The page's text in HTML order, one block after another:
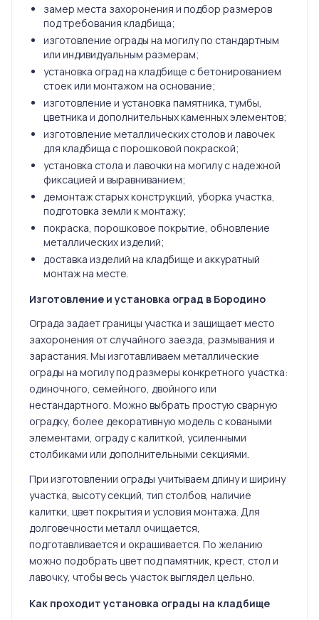
замер места захоронения и подбор размеров
под требования кладбища;
изготовление ограды на могилу по стандартным
или индивидуальным размерам;
установка оград на кладбище с бетонированием
стоек или монтажом на основание;
изготовление и установка памятника, тумбы,
цветника и дополнительных каменных элементов;
изготовление металлических столов и лавочек
для кладбища с порошковой покраской;
установка стола и лавочки на могилу с надежной
фиксацией и выравниванием;
демонтаж старых конструкций, уборка участка,
подготовка земли к монтажу;
покраска, порошковое покрытие, обновление
металлических изделий;
доставка изделий на кладбище и аккуратный
монтаж на месте.
Изготовление и установка оград в Бородино
Ограда задает границы участка и защищает место
захоронения от случайного заезда, размывания и
зарастания. Мы изготавливаем металлические
ограды на могилу под размеры конкретного участка:
одиночного, семейного, двойного или
нестандартного. Можно выбрать простую сварную
оградку, более декоративную модель с коваными
элементами, ограду с калиткой, усиленными
столбиками или дополнительными секциями.
При изготовлении ограды учитываем длину и ширину
участка, высоту секций, тип столбов, наличие
калитки, цвет покрытия и условия монтажа. Для
долговечности металл очищается,
подготавливается и окрашивается. По желанию
можно подобрать цвет под памятник, крест, стол и
лавочку, чтобы весь участок выглядел цельно.
Как проходит установка ограды на кладбище